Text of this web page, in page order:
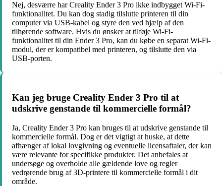
Nej, desværre har Creality Ender 3 Pro ikke indbygget Wi-Fi-
funktionalitet. Du kan dog stadig tilslutte printeren til din
computer via USB-kabel og styre den ved hjælp af den
tilhørende software. Hvis du ønsker at tilføje Wi-Fi-
funktionalitet til din Ender 3 Pro, kan du købe en separat Wi-Fi-
modul, der er kompatibel med printeren, og tilslutte den via
USB-porten.
Kan jeg bruge Creality Ender 3 Pro til at
udskrive genstande til kommercielle formål?
Ja, Creality Ender 3 Pro kan bruges til at udskrive genstande til
kommercielle formål. Dog er det vigtigt at huske, at dette
afhænger af lokal lovgivning og eventuelle licensaftaler, der kan
være relevante for specifikke produkter. Det anbefales at
undersøge og overholde alle gældende love og regler
vedrørende brug af 3D-printere til kommercielle formål i dit
område.